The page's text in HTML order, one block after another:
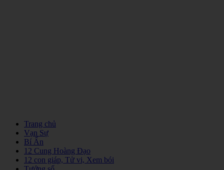
Trang chủ
Vạn Sự
Bí Ẩn
12 Cung Hoàng Đạo
12 con giáp, Tử vi, Xem bói